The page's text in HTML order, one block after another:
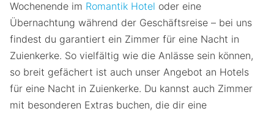
Wochenende im Romantik Hotel oder eine
Übernachtung während der Geschäftsreise – bei uns
findest du garantiert ein Zimmer für eine Nacht in
Zuienkerke. So vielfältig wie die Anlässe sein können,
so breit gefächert ist auch unser Angebot an Hotels
für eine Nacht in Zuienkerke. Du kannst auch Zimmer
mit besonderen Extras buchen, die dir eine